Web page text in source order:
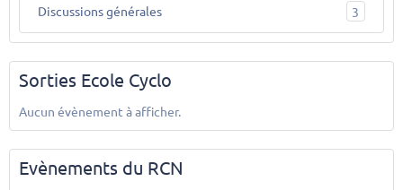
Discussions générales 3
Sorties Ecole Cyclo
Aucun évènement à afficher.
Evènements du RCN